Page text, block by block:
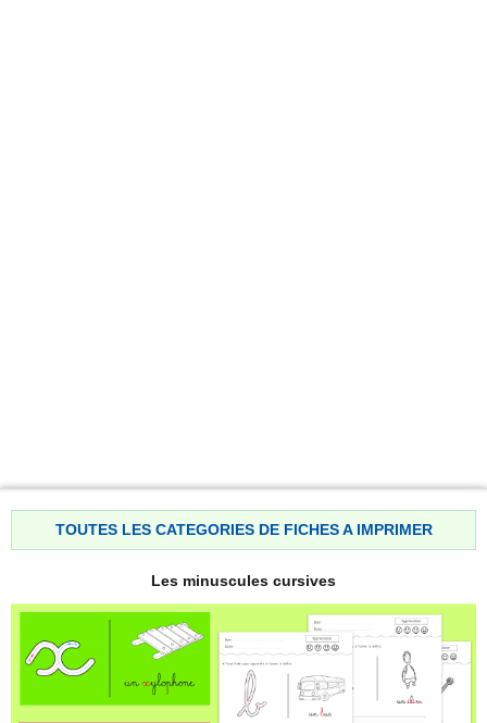
TOUTES LES CATEGORIES DE FICHES A IMPRIMER
Les minuscules cursives